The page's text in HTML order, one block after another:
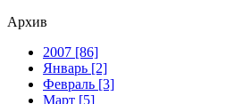
Архив
2007 [86]
Январь [2]
Февраль [3]
Март [5]